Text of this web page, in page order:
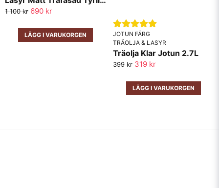
1 100 kr 690 kr
LÄGG I VARUKORGEN
JOTUN FÄRG
TRÄOLJA & LASYR
Träolja Klar Jotun 2.7L
399 kr 319 kr
LÄGG I VARUKORGEN